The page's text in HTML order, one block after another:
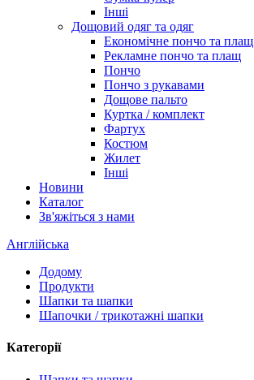
Інші
Дощовий одяг та одяг
Економічне пончо та плащ
Рекламне пончо та плащ
Пончо
Пончо з рукавами
Дощове пальто
Куртка / комплект
Фартух
Костюм
Жилет
Інші
Новини
Каталог
Зв'яжіться з нами
Англійська
Додому
Продукти
Шапки та шапки
Шапочки / трикотажні шапки
Категорії